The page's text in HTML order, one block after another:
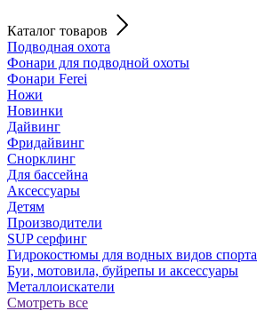
Каталог товаров
Подводная охота
Фонари для подводной охоты
Фонари Ferei
Ножи
Новинки
Дайвинг
Фридайвинг
Снорклинг
Для бассейна
Аксессуары
Детям
Производители
SUP серфинг
Гидрокостюмы для водных видов спорта
Буи, мотовила, буйрепы и аксессуары
Металлоискатели
Смотреть все